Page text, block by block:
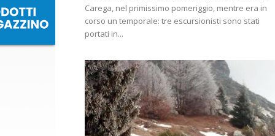
Carega, nel primissimo pomeriggio, mentre era in
corso un temporale: tre escursionisti sono stati
portati in...